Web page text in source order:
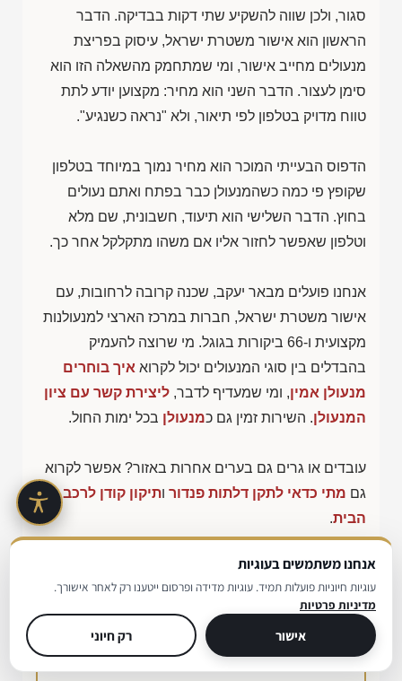
סגור, ולכן שווה להשקיע שתי דקות בבדיקה. הדבר
הראשון הוא אישור משטרת ישראל, עיסוק בפריצת
מנעולים מחייב אישור, ומי שמתחמק מהשאלה הזו הוא
סימן לעצור. הדבר השני הוא מחיר: מקצוען יודע לתת
טווח מדויק בטלפון לפי תיאור, ולא "נראה כשנגיע".
הדפוס הבעייתי המוכר הוא מחיר נמוך במיוחד בטלפון
שקופץ פי כמה כשהמנעולן כבר בפתח ואתם נעולים
בחוץ. הדבר השלישי הוא תיעוד, חשבונית, שם מלא
וטלפון שאפשר לחזור אליו אם משהו מתקלקל אחר כך.
אנחנו פועלים מבאר יעקב, שכנה קרובה לרחובות, עם
אישור משטרת ישראל, חברות במרכז הארצי למנעולנות
מקצועית ו-66 ביקורות בגוגל. מי שרוצה להעמיק
בהבדלים בין סוגי המנעולים יכול לקרוא איך בוחרים
מנעולן אמין, ומי שמעדיף לדבר, ליצירת קשר עם ציון
המנעולן. השירות זמין גם כמנעולן בכל ימות החול.
עובדים או גרים גם בערים אחרות באזור? אפשר לקרוא
גם מתי כדאי לתקן דלתות פנדור ותיקון קודן לרכב עד
הבית.
בדיקה מהירה: איזה שירות מנעולן
ברחובות מתאים לכם?
אנחנו משתמשים בעוגיות
עוגיות חיוניות פועלות תמיד. עוגיות מדידה ופרסום ייטענו רק לאחר אישורך.
מדיניות פרטיות
אישור רק חיוני